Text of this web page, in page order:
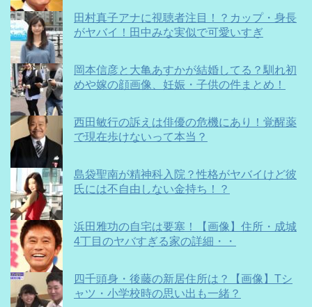
田村真子アナに視聴者注目！？カップ・身長
がヤバイ！田中みな実似で可愛いすぎ
岡本信彦と大亀あすかが結婚してる？馴れ初
めや嫁の顔画像、妊娠・子供の件まとめ！
西田敏行の訴えは俳優の危機にあり！覚醒薬
で現在歩けないって本当？
島袋聖南が精神科入院？性格がヤバイけど彼
氏には不自由しない金持ち！？
浜田雅功の自宅は要塞！【画像】住所・成城
4丁目のヤバすぎる家の詳細・・
四千頭身・後藤の新居住所は？【画像】Tシ
ャツ・小学校時の思い出も一緒？